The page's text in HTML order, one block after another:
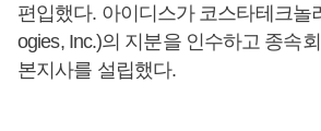
편입했다. 아이디스가 코스타테크놀
ogies, Inc.)의 지분을 인수하고 종속
본지사를 설립했다.